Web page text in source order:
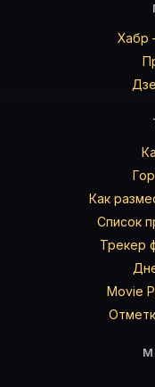
Хабр
Как
Список
Трекер
Movie